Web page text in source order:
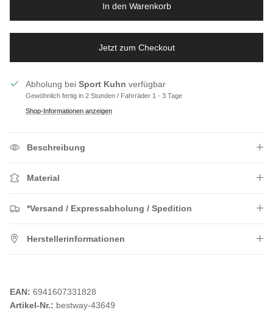
In den Warenkorb
Jetzt zum Checkout
Abholung bei Sport Kuhn verfügbar
Gewöhnlich fertig in 2 Stunden / Fahrräder 1 - 3 Tage
Shop-Informationen anzeigen
Beschreibung
Material
*Versand / Expressabholung / Spedition
Herstellerinformationen
EAN: 6941607331828
Artikel-Nr.: bestway-43649